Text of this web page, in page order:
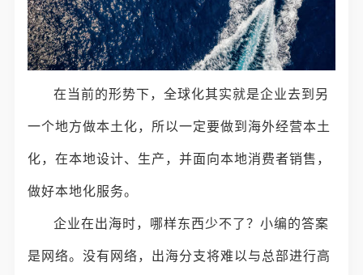
在当前的形势下，全球化其实就是企业去到另
一个地方做本土化，所以一定要做到海外经营本土
化，在本地设计、生产，并面向本地消费者销售，
做好本地化服务。
企业在出海时，哪样东西少不了？小编的答案
是网络。没有网络，出海分支将难以与总部进行高